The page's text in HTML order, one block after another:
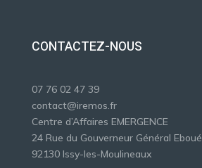
CONTACTEZ-NOUS
07 76 02 47 39
contact@iremos.fr
Centre d’Affaires EMERGENCE
24 Rue du Gouverneur Général Eboué
92130 Issy-les-Moulineaux